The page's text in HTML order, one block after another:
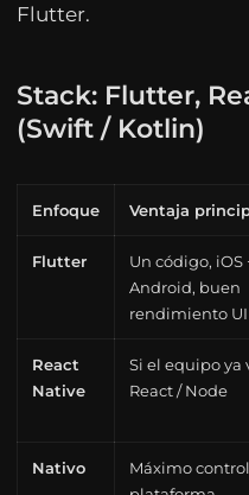
Flutter.
Stack: Flutter,
(Swift / Kotlin)
Enfoque Ventaja
Flutter
Un código, iOS
Android, buen
rendimiento UI
React
Native
Si el equipo ya
React / Node
Nativo
Máximo